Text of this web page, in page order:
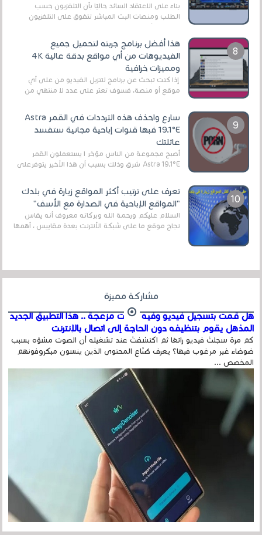
بناءً على الاعتقاد السائد حاليًا بأن التلفزيون حسب
الطلب ومنصات البث المباشر تتفوق على التلفزيون
الرقمي الأرضي التقليدي، يُعدّ IPTV-org خيار...
هذا أفضل برنامج جربته لتحميل جميع
الفيديوهات من أي مواقع بدقة عالية 4K
ومميزات خرافية
إذا كنت تبحث عن برنامج لتنزيل الفيديو من على أي
موقع أو منصة، فسوف تعثر على عدد لا منتهي من
سارع واحذف هذه الترددات في القمر Astra
19.1°E فبها قنوات إباحية مجانية ستفسد
عائلتك
أصبح مجموعة من الناس مؤخر ا يستعملون القمر
Astra 19.1°E شرق وذلك بسبب أن هذا الأخير يتوفرعلى
تعرف على ترتيب أكثر المواقع زيارة في بلدك
"المواقع الإباحية في الصدارة مع الأسف"
السلام عليكم ورحمة الله وبركاته معروف أنه يقاس
نجاح موقع ما على شبكة الأنترنت بعدة مقاييس ، أهمها
مشاركة مميزة
هل قمت بتسجيل فيديو وفيه أصوت مزعجة .. هذا التطبيق الجديد
المذهل يقوم بتنظيفه دون الحاجة إلى اتصال بالإنترنت
كم مرة سجلتَ فيديو رائعًا ثم اكتشفتَ عند تشغيله أن الصوت مشوّه بسبب
ضوضاء غير مرغوب فيها؟ يعرف صُنّاع المحتوى الذين ينسون ميكروفونهم
المخصص ...